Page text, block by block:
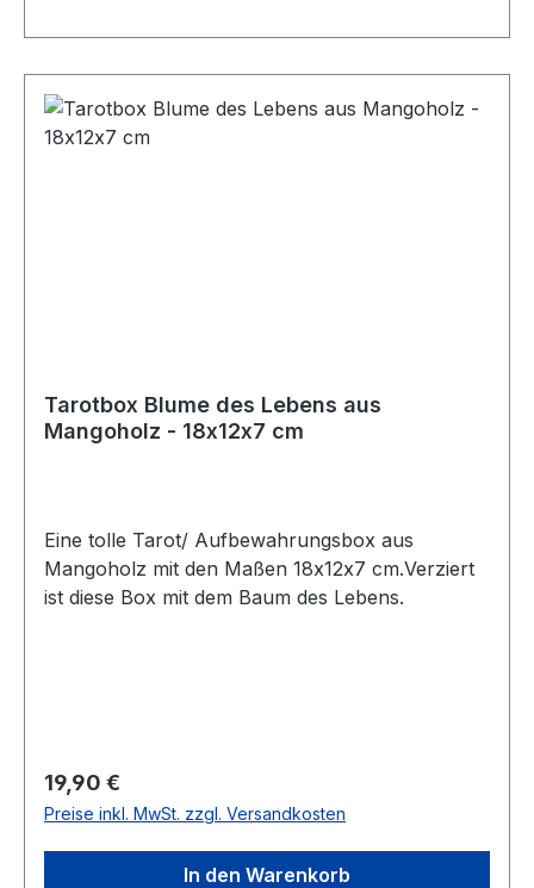
Tarotbox Blume des Lebens aus
Mangoholz - 18x12x7 cm
Eine tolle Tarot/ Aufbewahrungsbox aus
Mangoholz mit den Maßen 18x12x7 cm.Verziert
ist diese Box mit dem Baum des Lebens.
Regulärer Preis:
19,90 €
Preise inkl. MwSt. zzgl. Versandkosten
In den Warenkorb